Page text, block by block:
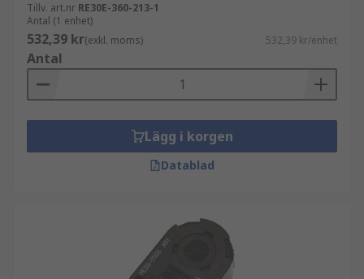
Tillv. art.nr RE30E-360-213-1
Antal (1 enhet)
532,39 kr(exkl. moms) 532,39 kr/enhet
Antal
Lägg i korgen
Datablad